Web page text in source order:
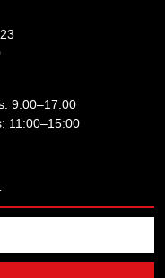
9:00–17:00
11:00–15:00